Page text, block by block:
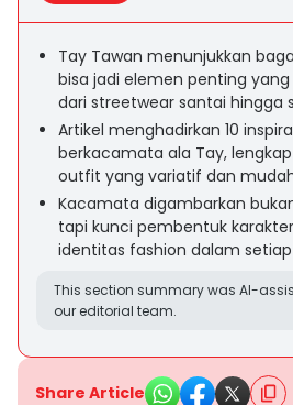
Tay Tawan menunjukkan
bisa jadi elemen penting
dari streetwear santai hingga
Artikel menghadirkan 10
berkacamata ala Tay,
outfit yang variatif dan
Kacamata digambarkan
tapi kunci pembentuk
identitas fashion dalam
This section summary was AI-
our editorial team.
Share Article